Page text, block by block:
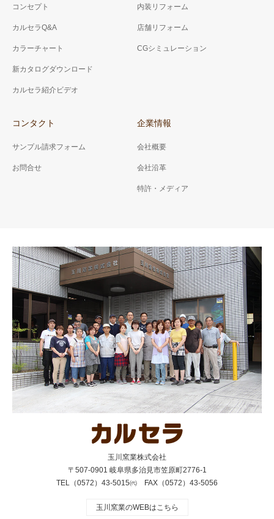
コンセプト
カルセラQ&A
カラーチャート
新カタログダウンロード
カルセラ紹介ビデオ
内装リフォーム
店舗リフォーム
CGシミュレーション
コンタクト
サンプル請求フォーム
お問合せ
企業情報
会社概要
会社沿革
特許・メディア
玉川窯業株式会社
〒507-0901 岐阜県多治見市笠原町2776-1
TEL（0572）43-5015㈹ FAX（0572）43-5056
玉川窯業のWEBはこちら